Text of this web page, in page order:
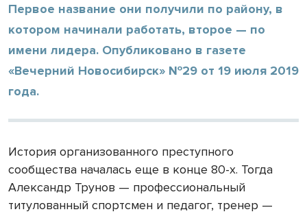
Первое название они получили по району, в
котором начинали работать, второе — по
имени лидера. Опубликовано в газете
«Вечерний Новосибирск» №29 от 19 июля 2019
года.
История организованного преступного
сообщества началась еще в конце 80-х. Тогда
Александр Трунов — профессиональный
титулованный спортсмен и педагог, тренер —